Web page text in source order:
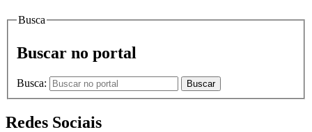
Busca
Buscar no portal
Busca: Buscar
Redes Sociais